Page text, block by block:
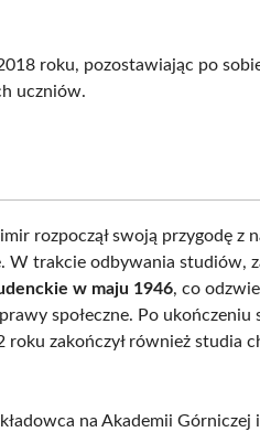
roku, pozostawiając po
uczniów.
rozpoczął swoją przygodę z
trakcie odbywania studiów,
w maju 1946, co
społeczne. Po
roku zakończył również studia
na Akademii